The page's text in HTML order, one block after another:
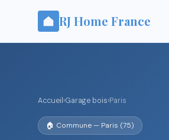
RJ Home France
Accueil ›Garage bois›Paris
🏠 Commune — Paris (75)